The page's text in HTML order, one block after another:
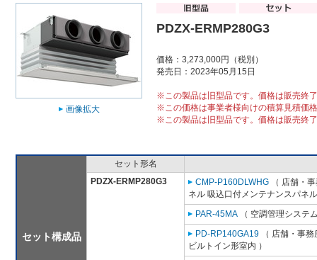
画像拡大
PDZX-ERMP280G3
価格：3,273,000円（税別）
発売日：2023年05月15日
※この製品は旧型品です。価格は販売終
※この価格は事業者様向けの積算見積価
※この製品は旧型品です。価格は販売終
セット構成品
セット形名
PDZX-ERMP280G3
CMP-P160DLWHG （ 店舗・
ネル 吸込口付メンテナンスパネ
PAR-45MA （ 空調管理システ
PD-RP140GA19 （ 店舗・事
ビルトイン形室内 ）